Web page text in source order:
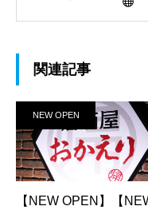
関連記事
NEW OPEN
【NEW OPEN】【